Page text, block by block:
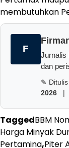
membutuhkan
F
Jurnalis
dan
✎ Ditulis
2026 |
TaggedBBM
Harga Minyak
Pertamina,Piter